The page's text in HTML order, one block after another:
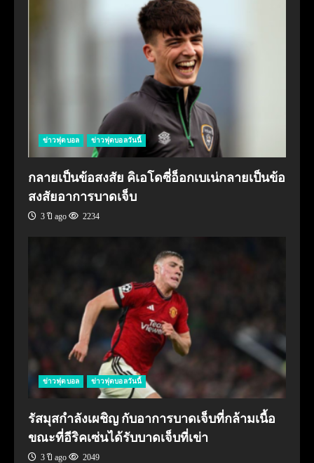
ข่าวฟุตบอล ข่าวฟุตบอลวันนี้
กลายเป็นข้อสงสัย คิเอโดซี่อ็อกเบเน่กลายเป็นข้อ
สงสัยอาการบาดเจ็บ
3 ปี ago 2234
ข่าวฟุตบอล ข่าวฟุตบอลวันนี้
รัสมุสกำลังเผชิญ กับอาการบาดเจ็บที่กล้ามเนื้อ
ขณะที่อีริคเซ่นได้รับบาดเจ็บที่เข่า
3 ปี ago 2049